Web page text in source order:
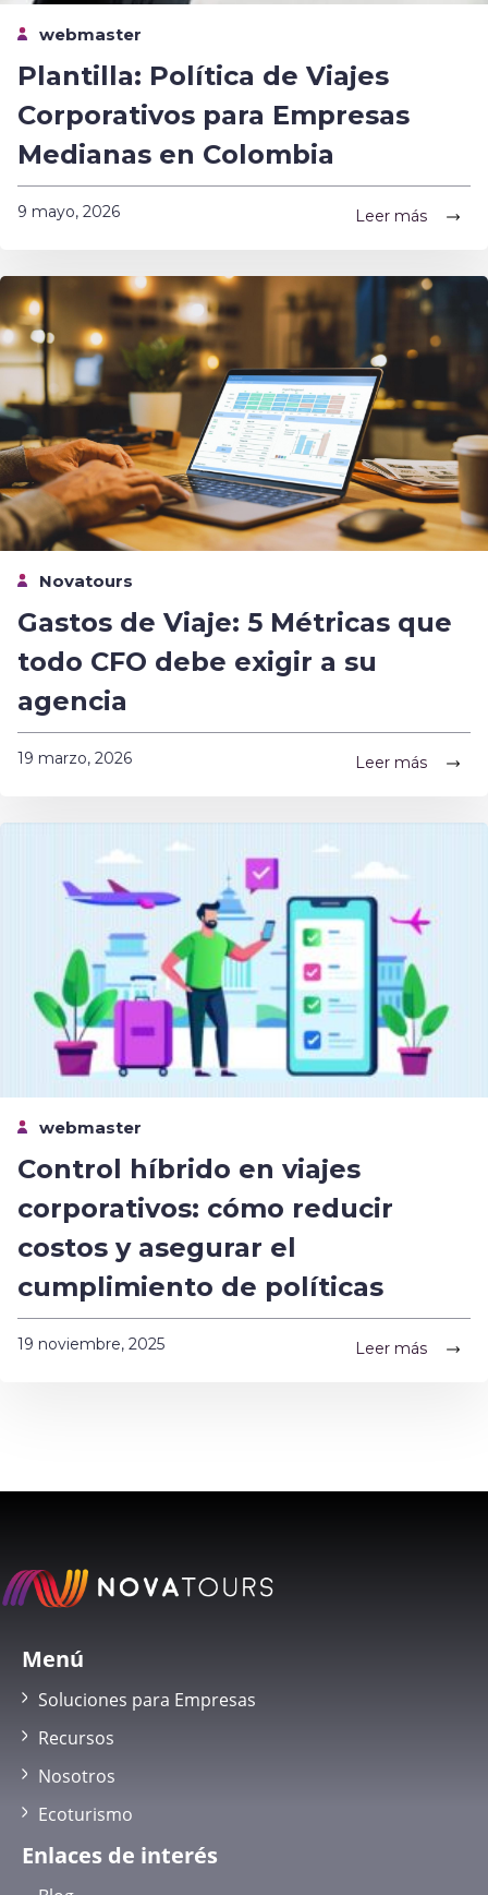
webmaster
Plantilla: Política de Viajes
Corporativos para Empresas
Medianas en Colombia
9 mayo, 2026 Leer más
Novatours
Gastos de Viaje: 5 Métricas que
todo CFO debe exigir a su
agencia
19 marzo, 2026 Leer más
webmaster
Control híbrido en viajes
corporativos: cómo reducir
costos y asegurar el
cumplimiento de políticas
19 noviembre, 2025 Leer más
Menú
Soluciones para Empresas
Recursos
Nosotros
Ecoturismo
Enlaces de interés